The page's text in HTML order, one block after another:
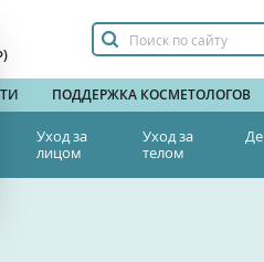
ПОДДЕРЖКА КОСМЕТОЛОГОВ
Уход за
лицом
Уход за
телом